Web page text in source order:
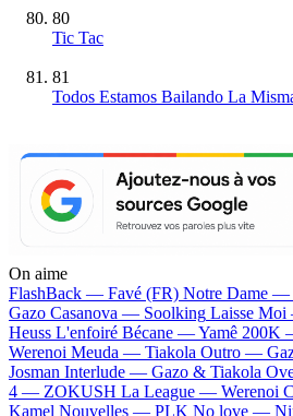
80
Tic Tac
81
Todos Estamos Bailando La
On aime
FlashBack — Favé (FR) Notre Dame —
Gazo Casanova — Soolking Laisse
Heuss L'enfoiré Bécane —Yamê 200K
Werenoi Meuda — Tiakola Outro —
Josman Interlude — Gazo & Tiakola
4 — ZOKUSH La League — Werenoi
Kamel Nouvelles — PLK No love —